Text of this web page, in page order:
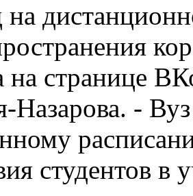
на странице
Назарова. -
студентов в